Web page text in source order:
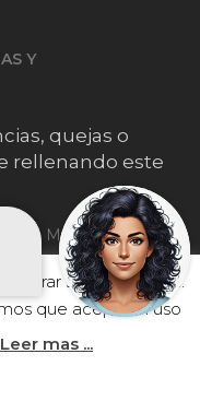
Y
quejas o
rellenando este
protección de datos
su experiencia.
que acepta el uso
Leer mas ...